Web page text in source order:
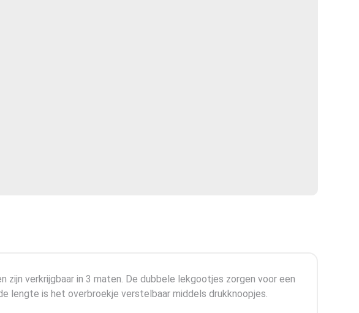
verkrijgbaar in 3 maten. De dubbele lekgootjes zorgen voor een
lengte is het overbroekje verstelbaar middels drukknoopjes.